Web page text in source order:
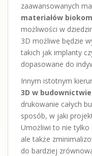
zaawansowanych
materiałów
możliwości w
3D możliwe będzie
takich jak implanty
dopasowane do
Innym istotnym
3D w budownictwie
drukowanie całych
sposób, w jaki
Umożliwi to nie tylko
ale także
do bardziej